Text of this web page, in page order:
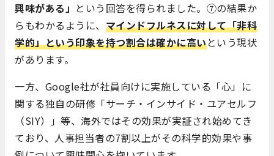
興味がある」 という回答を得られました。⑦の結果か
らもわかるように、 マインドフルネスに対して「非科
学的」という印象を持つ割合は確かに高いという現状
があります。
一方、Google社が社員向けに実施している「心」に
関する独自の研修「サーチ・インサイド・ユアセルフ
（SIY）」等、海外ではその効果が実証され始めてき
ており、人事担当者の7割以上がその科学的効果や事